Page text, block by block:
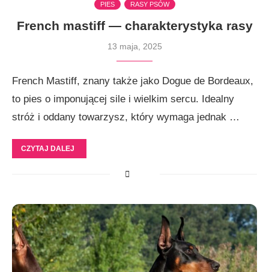
PIES RASY PSÓW
French mastiff — charakterystyka rasy
13 maja, 2025
French Mastiff, znany także jako Dogue de Bordeaux,
to pies o imponującej sile i wielkim sercu. Idealny
stróż i oddany towarzysz, który wymaga jednak …
CZYTAJ DALEJ